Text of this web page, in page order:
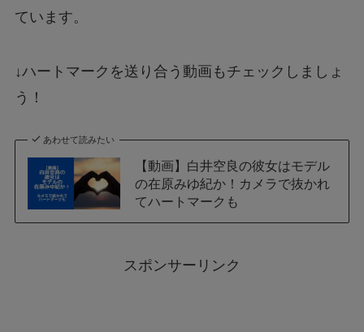
ています。
↓ハートマークを送り合う動画もチェックしましょ
う！
あわせて読みたい
【動画】白井空良の彼女はモデル
の在原みゆ紀か！カメラで抜かれ
てハートマークも
スポンサーリンク